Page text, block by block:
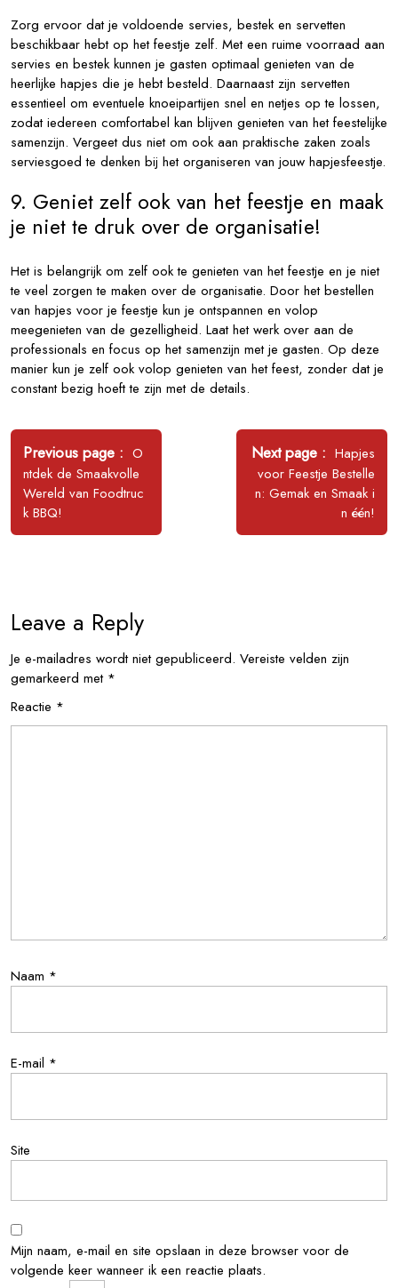
Zorg ervoor dat je voldoende servies, bestek en servetten
beschikbaar hebt op het feestje zelf. Met een ruime voorraad aan
servies en bestek kunnen je gasten optimaal genieten van de
heerlijke hapjes die je hebt besteld. Daarnaast zijn servetten
essentieel om eventuele knoeipartijen snel en netjes op te lossen,
zodat iedereen comfortabel kan blijven genieten van het feestelijke
samenzijn. Vergeet dus niet om ook aan praktische zaken zoals
serviesgoed te denken bij het organiseren van jouw hapjesfeestje.
9. Geniet zelf ook van het feestje en maak
je niet te druk over de organisatie!
Het is belangrijk om zelf ook te genieten van het feestje en je niet
te veel zorgen te maken over de organisatie. Door het bestellen
van hapjes voor je feestje kun je ontspannen en volop
meegenieten van de gezelligheid. Laat het werk over aan de
professionals en focus op het samenzijn met je gasten. Op deze
manier kun je zelf ook volop genieten van het feest, zonder dat je
constant bezig hoeft te zijn met de details.
Bericht
navigatie
Previous page
Older
Posts
O
ntdek de Smaakvolle
Wereld van Foodtruc
k BBQ!
Next page
Newer
Posts
Hapjes
voor Feestje Bestelle
n: Gemak en Smaak i
n één!
Leave a Reply
Je e-mailadres wordt niet gepubliceerd. Vereiste velden zijn
gemarkeerd met *
Reactie *
Naam *
E-mail *
Site
Mijn naam, e-mail en site opslaan in deze browser voor de
volgende keer wanneer ik een reactie plaats.